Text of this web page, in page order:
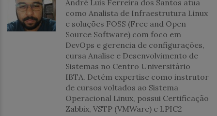
André Luis Ferreira dos Santos atua
como Analista de Infraestrutura Linux
e soluções FOSS (Free and Open
Source Software) com foco em
DevOps e gerencia de configurações,
cursa Analise e Desenvolvimento de
Sistemas no Centro Universitário
IBTA. Detém expertise como instrutor
de cursos voltados ao Sistema
Operacional Linux, possui Certificação
Zabbix, VSTP (VMWare) e LPIC2